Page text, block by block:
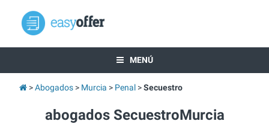
MENÚ
Abogados Murcia Penal Secuestro
abogados SecuestroMurcia